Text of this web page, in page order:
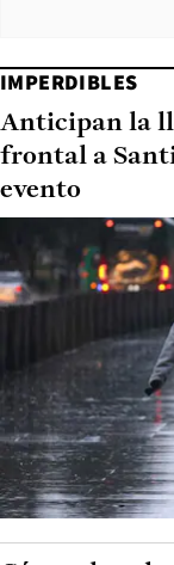
IMPERDIBLES
Anticipan la
frontal a
evento